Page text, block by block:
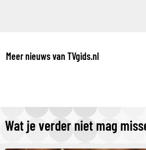
Meer nieuws van TVgids.nl
Wat je verder niet mag